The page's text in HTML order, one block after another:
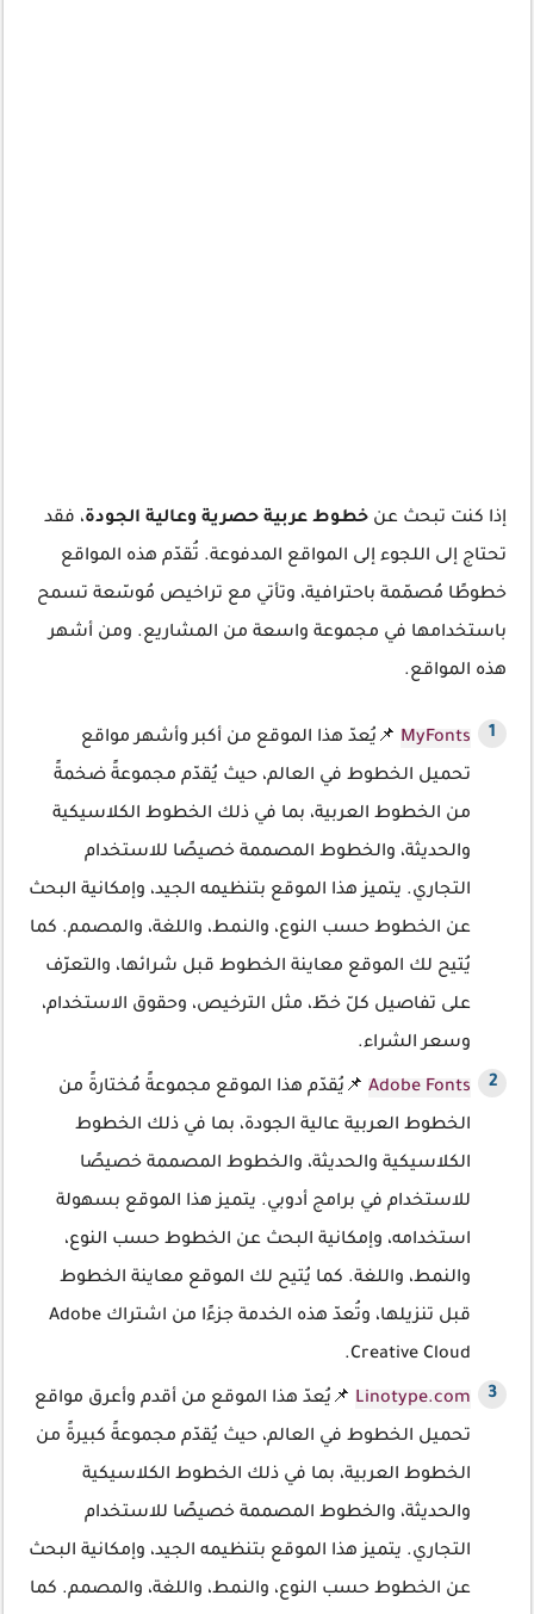
إذا كنت تبحث عن خطوط عربية حصرية وعالية الجودة، فقد
تحتاج إلى اللجوء إلى المواقع المدفوعة. تُقدّم هذه المواقع
خطوطًا مُصمّمة باحترافية، وتأتي مع تراخيص مُوسّعة تسمح
باستخدامها في مجموعة واسعة من المشاريع. ومن أشهر
هذه المواقع.
MyFonts 📌يُعدّ هذا الموقع من أكبر وأشهر مواقع
تحميل الخطوط في العالم، حيث يُقدّم مجموعةً ضخمةً
من الخطوط العربية، بما في ذلك الخطوط الكلاسيكية
والحديثة، والخطوط المصممة خصيصًا للاستخدام
التجاري. يتميز هذا الموقع بتنظيمه الجيد، وإمكانية البحث
عن الخطوط حسب النوع، والنمط، واللغة، والمصمم. كما
يُتيح لك الموقع معاينة الخطوط قبل شرائها، والتعرّف
على تفاصيل كلّ خطّ، مثل الترخيص، وحقوق الاستخدام،
وسعر الشراء.
Adobe Fonts 📌يُقدّم هذا الموقع مجموعةً مُختارةً من
الخطوط العربية عالية الجودة، بما في ذلك الخطوط
الكلاسيكية والحديثة، والخطوط المصممة خصيصًا
للاستخدام في برامج أدوبي. يتميز هذا الموقع بسهولة
استخدامه، وإمكانية البحث عن الخطوط حسب النوع،
والنمط، واللغة. كما يُتيح لك الموقع معاينة الخطوط
قبل تنزيلها، وتُعدّ هذه الخدمة جزءًا من اشتراك Adobe
Creative Cloud.
Linotype.com 📌يُعدّ هذا الموقع من أقدم وأعرق مواقع
تحميل الخطوط في العالم، حيث يُقدّم مجموعةً كبيرةً من
الخطوط العربية، بما في ذلك الخطوط الكلاسيكية
والحديثة، والخطوط المصممة خصيصًا للاستخدام
التجاري. يتميز هذا الموقع بتنظيمه الجيد، وإمكانية البحث
عن الخطوط حسب النوع، والنمط، واللغة، والمصمم. كما